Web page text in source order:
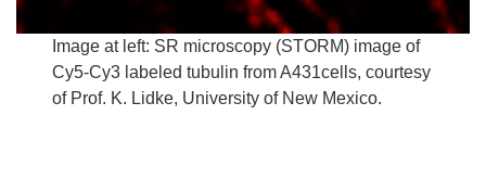
Image at left: SR microscopy (STORM) image of
Cy5-Cy3 labeled tubulin from A431cells, courtesy
of Prof. K. Lidke, University of New Mexico.